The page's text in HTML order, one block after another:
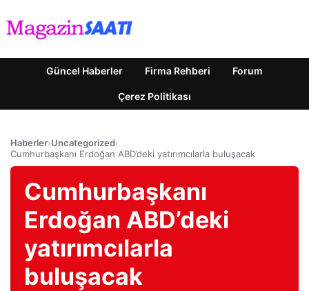
Güncel Haberler Firma Rehberi Forum
Çerez Politikası
Haberler›Uncategorized›
Cumhurbaşkanı Erdoğan ABD’deki yatırımcılarla buluşacak
Cumhurbaşkanı
Erdoğan ABD’deki
yatırımcılarla
buluşacak